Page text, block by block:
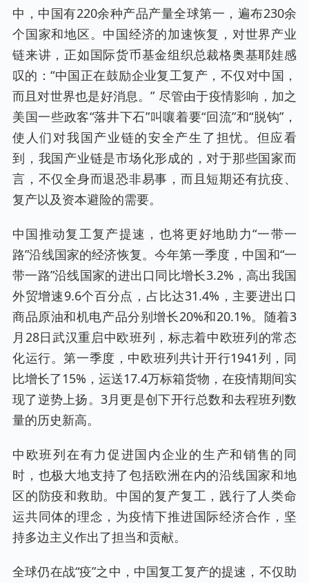
中，中国有220余种产品产量全球第一，遍布230余
个国家和地区。中国经济的加速恢复，对世界产业
链来讲，正如国际货币基金组织总裁格奥基耶娃感
叹的：“中国正在鼓励企业复工复产，不仅对中国，
而且对世界也是好消息。” 尽管由于疫情影响，加之
美国一些政客“落井下石”叫嚷着要“回流”和“脱钩”，
使人们对我国产业链的安全产生了担忧。但应看
到，我国产业链是市场化形成的，对于那些国家而
言，不仅全身而退恐非易事，而且短期还有抗疫、
复产以及资本避险的需要。
中国推动复工复产提速，也将更好地助力“一带一
路”沿线国家的经济恢复。今年第一季度，中国和“一
带一路”沿线国家的进出口同比增长3.2%，高出我国
外贸增速9.6个百分点，占比达31.4%，主要进出口
商品原油和机电产品分别增长20%和20.1%。随着3
月28日武汉重启中欧班列，标志着中欧班列的常态
化运行。第一季度，中欧班列共计开行1941列，同
比增长了15%，运送17.4万标箱货物，在疫情期间实
现了逆势上扬。3月更是创下开行总数和去程班列数
量的历史新高。
中欧班列在有力促进国内企业的生产和销售的同
时，也极大地支持了包括欧洲在内的沿线国家和地
区的防疫和救助。中国的复产复工，践行了人类命
运共同体的理念，为疫情下推进国际经济合作，坚
持多边主义作出了担当和贡献。
全球仍在战“疫”之中，中国复工复产的提速，不仅助